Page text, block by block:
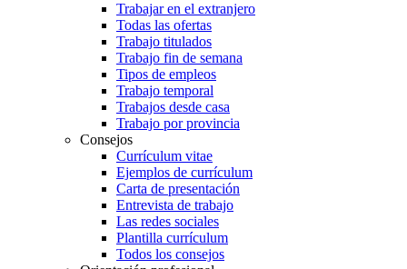
Trabajar en el extranjero
Todas las ofertas
Trabajo titulados
Trabajo fin de semana
Tipos de empleos
Trabajo temporal
Trabajos desde casa
Trabajo por provincia
Consejos
Currículum vitae
Ejemplos de currículum
Carta de presentación
Entrevista de trabajo
Las redes sociales
Plantilla currículum
Todos los consejos